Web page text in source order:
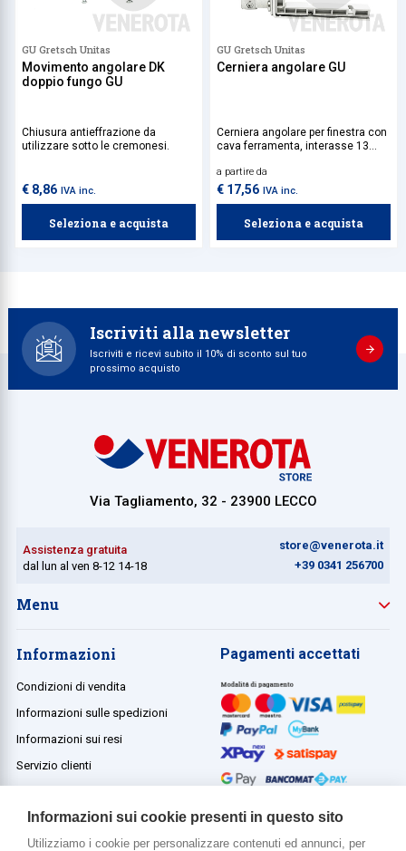
GU Gretsch Unitas
Movimento angolare DK
doppio fungo GU
Chiusura antieffrazione da
utilizzare sotto le cremonesi.
€ 8,86 IVA inc.
Seleziona e acquista
GU Gretsch Unitas
Cerniera angolare GU
Cerniera angolare per finestra con
cava ferramenta, interasse 13
a partire da
€ 17,56 IVA inc.
Seleziona e acquista
Iscriviti alla newsletter
Iscriviti e ricevi subito il 10% di sconto sul tuo
prossimo acquisto
Via Tagliamento, 32 - 23900 LECCO
Assistenza gratuita
dal lun al ven 8-12 14-18
store@venerota.it
+39 0341 256700
Menu
Informazioni
Condizioni di vendita
Informazioni sulle spedizioni
Informazioni sui resi
Servizio clienti
Pagamenti accettati
Informazioni sui cookie presenti in questo sito
Utilizziamo i cookie per personalizzare contenuti ed annunci, per